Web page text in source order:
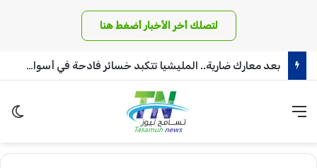
لتصلك أخر الأخبار أضغط هنا
بعد معارك ضارية.. المليشيا تتكبد خسائر فادحة في أسوار بئر سليبة بغرب دافور
القائمة